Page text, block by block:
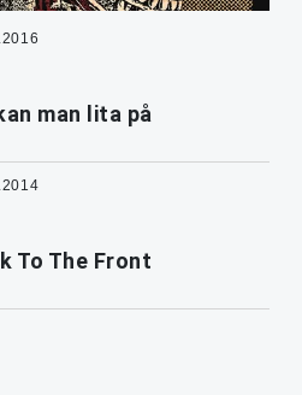
man lita på
To The Front